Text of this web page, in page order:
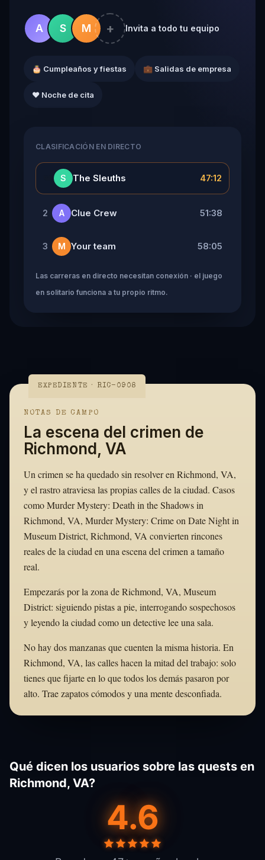
A S M + Invita a todo tu equipo
🎂 Cumpleaños y fiestas 💼 Salidas de empresa
❤️ Noche de cita
CLASIFICACIÓN EN DIRECTO
S The Sleuths 47:12
2 A Clue Crew 51:38
3 M Your team 58:05
Las carreras en directo necesitan conexión · el juego
en solitario funciona a tu propio ritmo.
EXPEDIENTE · RIC-0908
NOTAS DE CAMPO
La escena del crimen de
Richmond, VA
Un crimen se ha quedado sin resolver en Richmond, VA,
y el rastro atraviesa las propias calles de la ciudad. Casos
como Murder Mystery: Death in the Shadows in
Richmond, VA, Murder Mystery: Crime on Date Night in
Museum District, Richmond, VA convierten rincones
reales de la ciudad en una escena del crimen a tamaño
real.
Empezarás por la zona de Richmond, VA, Museum
District: siguiendo pistas a pie, interrogando sospechosos
y leyendo la ciudad como un detective lee una sala.
No hay dos manzanas que cuenten la misma historia. En
Richmond, VA, las calles hacen la mitad del trabajo: solo
tienes que fijarte en lo que todos los demás pasaron por
alto. Trae zapatos cómodos y una mente desconfiada.
Qué dicen los usuarios sobre las quests en
Richmond, VA?
4.6